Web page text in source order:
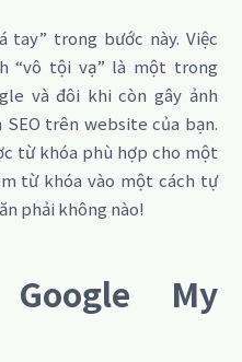
tay” trong bước này. Việc
“vô tội vạ” là một trong
và đôi khi còn gây ảnh
trên website của bạn.
từ khóa phù hợp cho một
từ khóa vào một cách tự
phải không nào!
My